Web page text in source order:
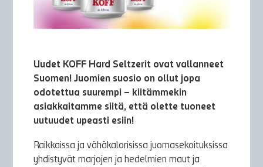
Uudet KOFF Hard Seltzerit ovat vallanneet
Suomen! Juomien suosio on ollut jopa
odotettua suurempi – kiitämmekin
asiakkaitamme siitä, että olette tuoneet
uutuudet upeasti esiin!
Raikkaissa ja vähäkalorisissa juomasekoituksissa
yhdistyvät marjojen ja hedelmien maut ja